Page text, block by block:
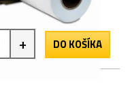
+ DO KOŠÍKA